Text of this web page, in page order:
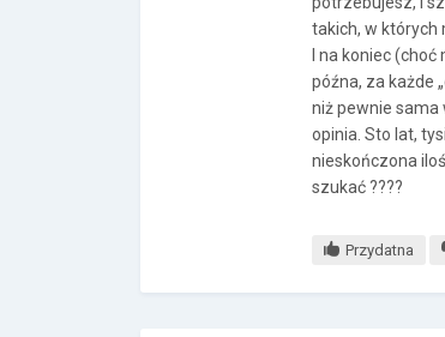
takich, w których
I na koniec
późna, za każde
niż pewnie sama
opinia. Sto lat,
nieskończona
szukać ????
Przydatna